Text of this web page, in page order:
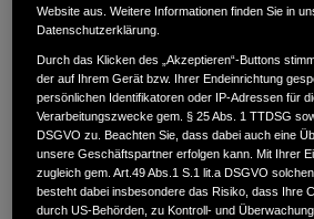
Attelthal 17b,83533,
ANFAHRTSBESCHREIBUNG ANFORDERN
WEBSITE
Website aus. Weitere Informationen finden Sie in
Datenschutzerklärung.
Durch das Klicken des „Akzeptieren“-Buttons
der auf Ihrem Gerät bzw. Ihrer Endeinrichtung
persönlichen Identifikatoren oder IP-Adressen für
Verarbeitungszwecke gem. § 25 Abs. 1 TTDSG
DSGVO zu. Beachten Sie, dass dabei auch eine
unsere Geschäftspartner erfolgen kann. Mit Ihrer
zugleich gem. Art.49 Abs.1 S.1 lit.a DSGVO
besteht dabei insbesondere das Risiko, dass Ihre
durch US-Behörden, zu Kontroll- und